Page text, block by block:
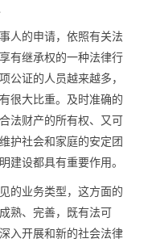
人的申请，依照有关法
有继承权的一种法律行
公证的人员越来越多，
很大比重。及时准确的
法财产的所有权、又可
护社会和家庭的安定团
建设都具有重要作用。
的业务类型，这方面的
熟、完善，既有法可
入开展和新的社会法律